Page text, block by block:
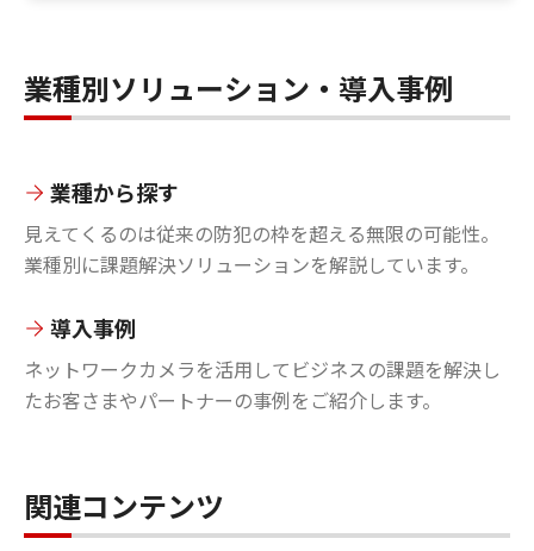
業種別ソリューション・導入事例
業種から探す
見えてくるのは従来の防犯の枠を超える無限の可能性。
業種別に課題解決ソリューションを解説しています。
導入事例
ネットワークカメラを活用してビジネスの課題を解決し
たお客さまやパートナーの事例をご紹介します。
関連コンテンツ